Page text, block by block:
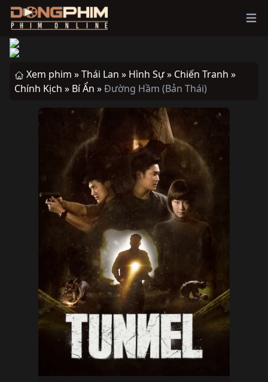
Xem phim »Thái Lan » Hình Sự » Chiến Tranh »
Chính Kịch » Bí Ẩn »Đường Hầm (Bản Thái)